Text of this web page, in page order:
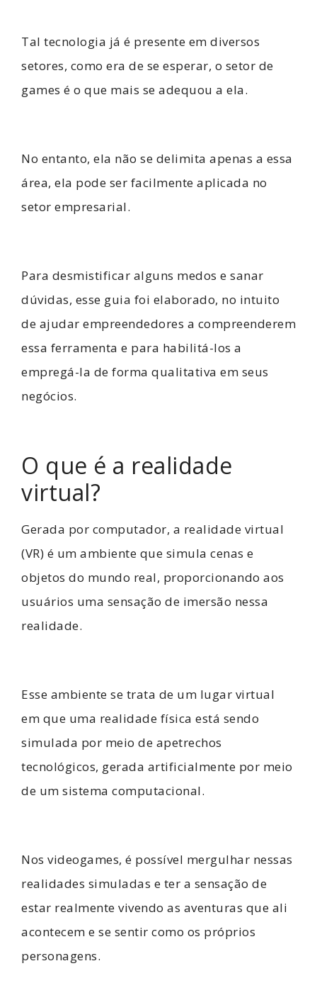
Tal tecnologia já é presente em diversos
setores, como era de se esperar, o setor de
games é o que mais se adequou a ela.
No entanto, ela não se delimita apenas a essa
área, ela pode ser facilmente aplicada no
setor empresarial.
Para desmistificar alguns medos e sanar
dúvidas, esse guia foi elaborado, no intuito
de ajudar empreendedores a compreenderem
essa ferramenta e para habilitá-los a
empregá-la de forma qualitativa em seus
negócios.
O que é a realidade
virtual?
Gerada por computador, a realidade virtual
(VR) é um ambiente que simula cenas e
objetos do mundo real, proporcionando aos
usuários uma sensação de imersão nessa
realidade.
Esse ambiente se trata de um lugar virtual
em que uma realidade física está sendo
simulada por meio de apetrechos
tecnológicos, gerada artificialmente por meio
de um sistema computacional.
Nos videogames, é possível mergulhar nessas
realidades simuladas e ter a sensação de
estar realmente vivendo as aventuras que ali
acontecem e se sentir como os próprios
personagens.